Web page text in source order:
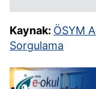
Kaynak: ÖSYM
Sorgulama